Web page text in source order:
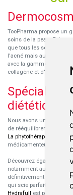
TooPharma propose un
soins de la peau.
que tous les soins pour
l'acné mais aussi des
avec la gamme anti-âge
collagène et d'acide
diététique
Nous avons un
de rééquilibrer des
La phytothérapie
médicamenteux
Découvrez également
notamment au sein de
définitivement axée sur
qui scie parfaitement
Hydrafull est pensée